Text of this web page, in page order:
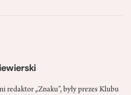
„Znaku”, były prezes Klubu